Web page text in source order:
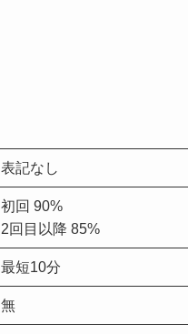
表記なし
初回 90%
2回目以降 85%
最短10分
無